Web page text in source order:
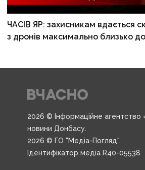
ЧАСІВ ЯР: захисникам вдається
з дронів максимально близько
2026 © Інформаційне
новини Донбасу.
2026 © ГО "Медіа-Погляд".
Ідентифікатор медіа R40-05538